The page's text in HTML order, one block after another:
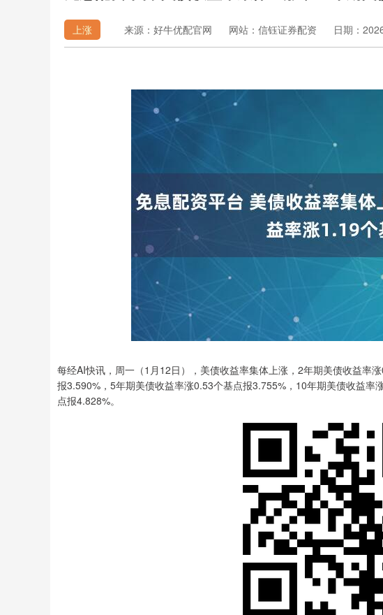
上涨 来源：好牛优配官网 网站：信钰证券配资 日期：
每经AI快讯，周一（1月12日），美债收益率集体上涨，2年期美债收益率
报3.590%，5年期美债收益率涨0.53个基点报3.755%，10年期美债收益
点报4.828%。